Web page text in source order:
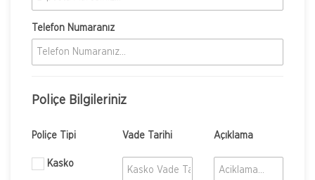
Telefon Numaranız
Poliçe Bilgileriniz
Poliçe Tipi Vade Tarihi Açıklama
Kasko